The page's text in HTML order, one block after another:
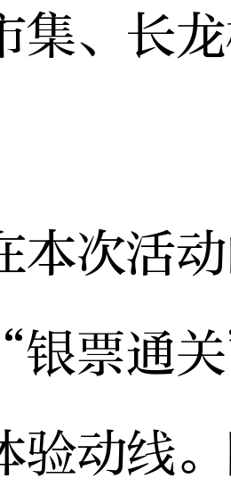
集、长
次活动
票通
验动线